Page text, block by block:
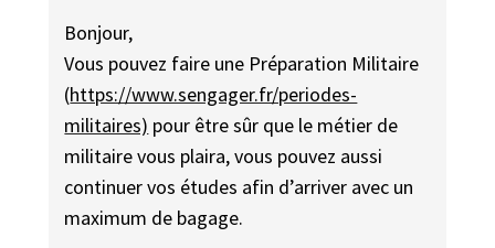
Bonjour,
Vous pouvez faire une Préparation Militaire
(https://www.sengager.fr/periodes-
militaires) pour être sûr que le métier de
militaire vous plaira, vous pouvez aussi
continuer vos études afin d’arriver avec un
maximum de bagage.